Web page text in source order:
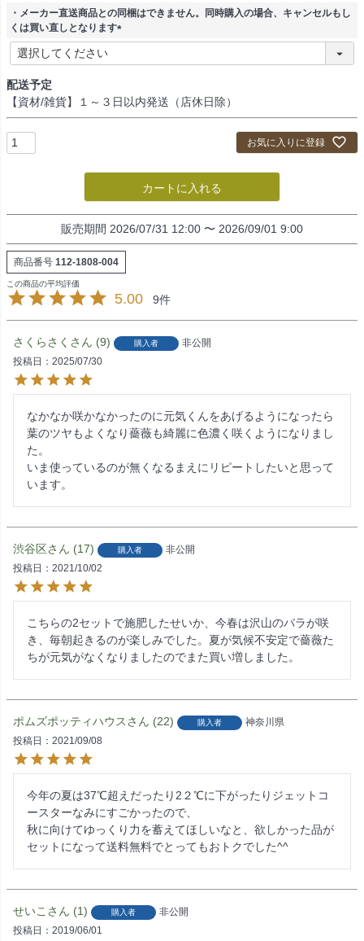
須
・メーカー直送商品との同梱はできません。同時購入の場合、キャンセルもし
くは買い直しとなります
(
配送予定
【資材/雑貨】１～３日以内発送（店休日除）
お気に入りに登録
カートに入れる
販売期間 2026/07/31 12:00 〜 2026/09/01 9:00
商品番号 112-1808-004
5.00 9
さくらさく 9 購入者
非公開
投稿日
2025/07/30
なかなか咲かなかったのに元気くんをあげるようになったら
葉のツヤもよくなり薔薇も綺麗に色濃く咲くようになりまし
た。
いま使っているのが無くなるまえにリピートしたいと思って
います。
渋谷区 17 購入者
非公開
投稿日
2021/10/02
こちらの2セットで施肥したせいか、今春は沢山のバラが咲
き、毎朝起きるのが楽しみでした。夏が気候不安定で薔薇た
ちが元気がなくなりましたのでまた買い増しました。
ポムズポッティハウス 22 購入者
神奈川県
投稿日
2021/09/08
今年の夏は37℃超えだったり2２℃に下がったりジェットコ
ースターなみにすごかったので、
秋に向けてゆっくり力を蓄えてほしいなと、欲しかった品が
セットになって送料無料でとってもおトクでした^^
せいこ 1 購入者
非公開
投稿日
2019/06/01